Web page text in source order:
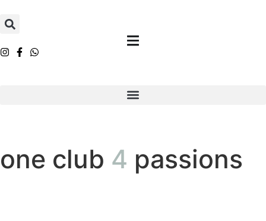
one club 4 passions